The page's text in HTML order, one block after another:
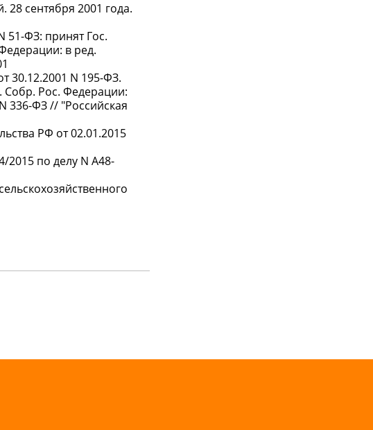
сентября 2001 года.
51-ФЗ: принят Гос.
в ред.
30.12.2001 N 195-ФЗ.
Собр. Рос. Федерации:
336-ФЗ // "Российская
РФ от 02.01.2015
2015 по делу N А48-